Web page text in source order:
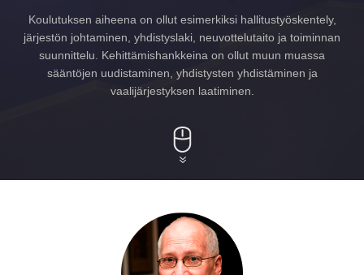
Koulutuksen aiheena on ollut esimerkiksi hallitustyöskentely,
järjestön johtaminen, yhdistyslaki, neuvottelutaito ja toiminnan
suunnittelu. Kehittämishankkeina on ollut muun muassa
sääntöjen uudistaminen, yhdistysten yhdistäminen ja
vaalijärjestyksen laatiminen.